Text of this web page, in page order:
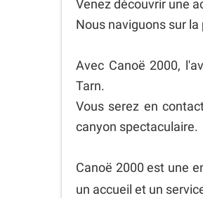
Venez découvrir une
Nous naviguons sur
Avec Canoë 2000,
Tarn.
Vous serez en
canyon spectaculaire.
Canoë 2000 est une
un accueil et un